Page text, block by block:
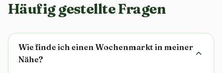
Häufig gestellte Fragen
Wie finde ich einen Wochenmarkt in meiner
Nähe?